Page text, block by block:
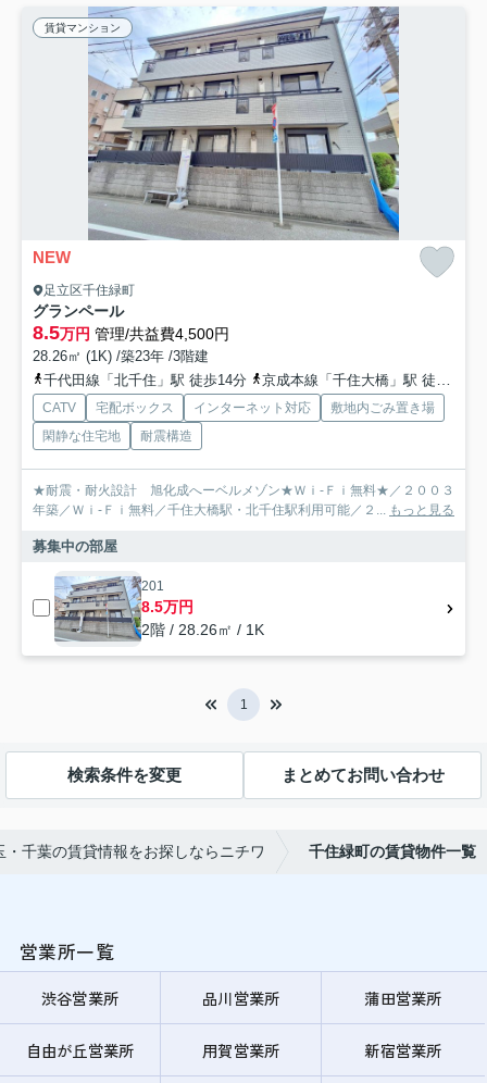
賃貸マンション
NEW
足立区千住緑町
グランペール
8.5万円 管理/共益費4,500円
28.26㎡ (1K) /築23年 /3階建
千代田線「北千住」駅 徒歩14分
京成本線「千住大橋」駅 徒歩7分
CATV 宅配ボックス インターネット対応
敷地内ごみ置き場
閑静な住宅地
耐震構造
★耐震・耐火設計 旭化成へーベルメゾン★Ｗｉ-Ｆｉ無料★／２００３
年築／Ｗｉ-Ｆｉ無料／千住大橋駅・北千住駅利用可能／２...
もっと見る
募集中の部屋
201
8.5万円
2階 / 28.26㎡ / 1K
1
検索条件を変更 まとめてお問い合わせ
千葉の賃貸情報をお探しならニチワ 千住緑町の賃貸物件一覧
営業所一覧
渋谷営業所 品川営業所 蒲田営業所
自由が丘営業所 用賀営業所 新宿営業所